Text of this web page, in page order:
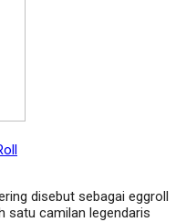
disebut sebagai eggroll
satu camilan legendaris